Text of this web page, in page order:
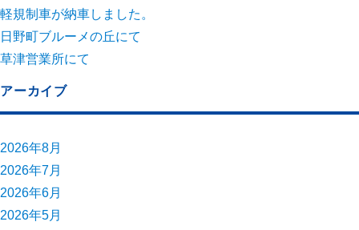
軽規制車が納車しました。
日野町ブルーメの丘にて
草津営業所にて
アーカイブ
2026年8月
2026年7月
2026年6月
2026年5月